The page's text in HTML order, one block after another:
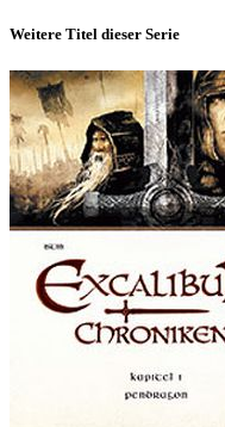
Weitere Titel dieser Serie